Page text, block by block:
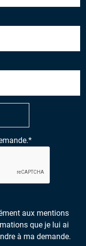
*
aux mentions
que je lui ai
à ma demande.